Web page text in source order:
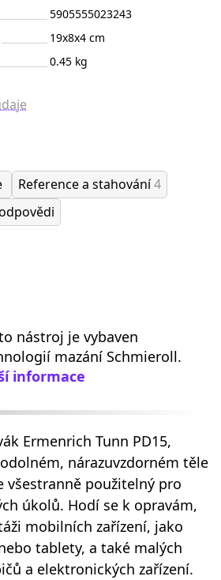
5905555023243
19x8x4 cm
0.45 kg
Reference a stahování4
nástroj je vybaven
mazání Schmieroll.
informace
Ermenrich Tunn PD15,
nárazuvzdorném těle
všestranně použitelný pro
úkolů. Hodí se k opravám,
mobilních zařízení, jako
tablety, a také malých
a elektronických zařízení.